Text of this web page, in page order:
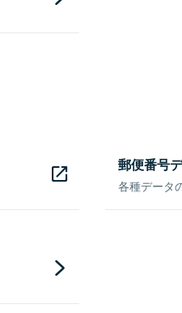
郵便番号
各種データ